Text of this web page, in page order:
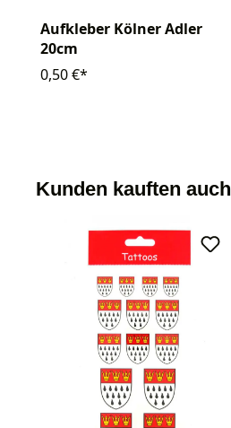
Aufkleber Kölner Adler
20cm
0,50 €*
Kunden kauften auch